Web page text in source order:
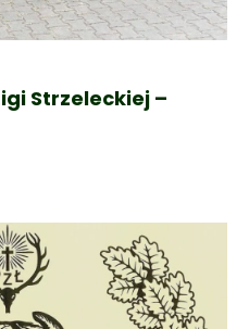
Strzeleckiej –